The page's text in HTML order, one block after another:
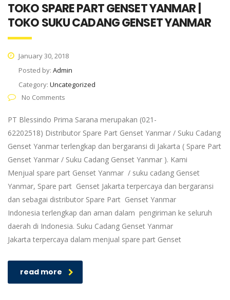
TOKO SPARE PART GENSET YANMAR |
TOKO SUKU CADANG GENSET YANMAR
January 30, 2018
Posted by: Admin
Category: Uncategorized
No Comments
PT Blessindo Prima Sarana merupakan (021-
62202518) Distributor Spare Part Genset Yanmar / Suku Cadang
Genset Yanmar terlengkap dan bergaransi di Jakarta ( Spare Part
Genset Yanmar / Suku Cadang Genset Yanmar ). Kami
Menjual spare part Genset Yanmar / suku cadang Genset
Yanmar, Spare part Genset Jakarta terpercaya dan bergaransi
dan sebagai distributor Spare Part Genset Yanmar
Indonesia terlengkap dan aman dalam pengiriman ke seluruh
daerah di Indonesia. Suku Cadang Genset Yanmar
Jakarta terpercaya dalam menjual spare part Genset
read more